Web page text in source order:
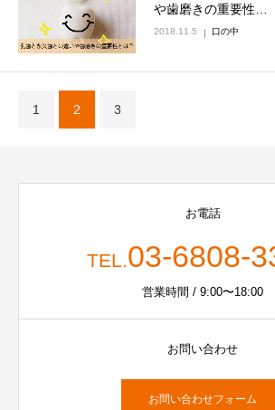
や歯磨きの重要性…
2018.11.5 口の中
1 2 3
お電話
TEL.03-6808-
営業時間 / 9:00〜18:00
お問い合わせ
お問い合わせフォーム